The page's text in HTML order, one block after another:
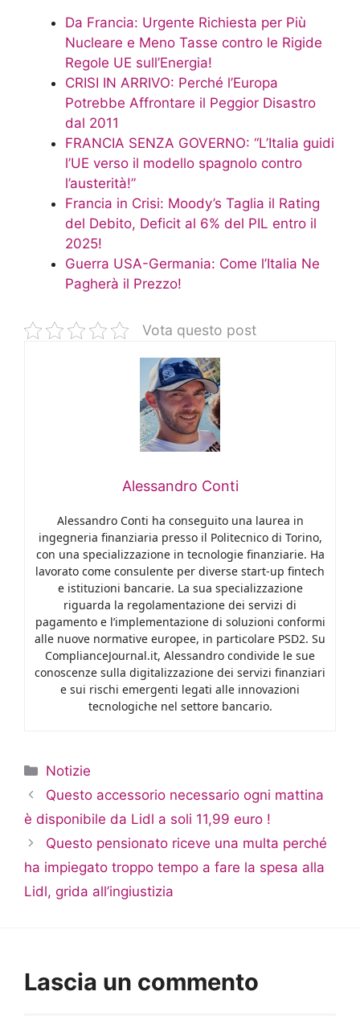
Da Francia: Urgente Richiesta per Più
Nucleare e Meno Tasse contro le Rigide
Regole UE sull’Energia!
CRISI IN ARRIVO: Perché l’Europa
Potrebbe Affrontare il Peggior Disastro
dal 2011
FRANCIA SENZA GOVERNO: “L’Italia guidi
l’UE verso il modello spagnolo contro
l’austerità!”
Francia in Crisi: Moody’s Taglia il Rating
del Debito, Deficit al 6% del PIL entro il
2025!
Guerra USA-Germania: Come l’Italia Ne
Pagherà il Prezzo!
Vota questo post
Alessandro Conti
Alessandro Conti ha conseguito una laurea in
ingegneria finanziaria presso il Politecnico di Torino,
con una specializzazione in tecnologie finanziarie. Ha
lavorato come consulente per diverse start-up fintech
e istituzioni bancarie. La sua specializzazione
riguarda la regolamentazione dei servizi di
pagamento e l’implementazione di soluzioni conformi
alle nuove normative europee, in particolare PSD2. Su
ComplianceJournal.it, Alessandro condivide le sue
conoscenze sulla digitalizzazione dei servizi finanziari
e sui rischi emergenti legati alle innovazioni
tecnologiche nel settore bancario.
Categorie
Notizie
Questo accessorio necessario ogni mattina
è disponibile da Lidl a soli 11,99 euro !
Questo pensionato riceve una multa perché
ha impiegato troppo tempo a fare la spesa alla
Lidl, grida all’ingiustizia
Lascia un commento